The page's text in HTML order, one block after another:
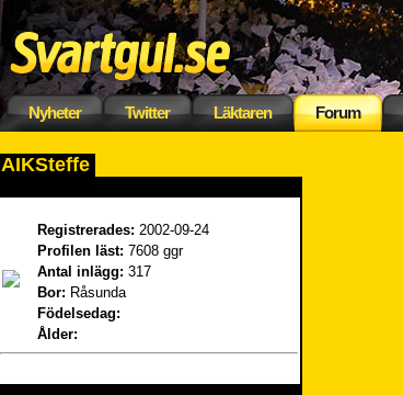
Nyheter Twitter Läktaren Forum
AIKSteffe
Registrerades: 2002-09-24
Profilen läst: 7608 ggr
Antal inlägg: 317
Bor: Råsunda
Födelsedag:
Ålder: